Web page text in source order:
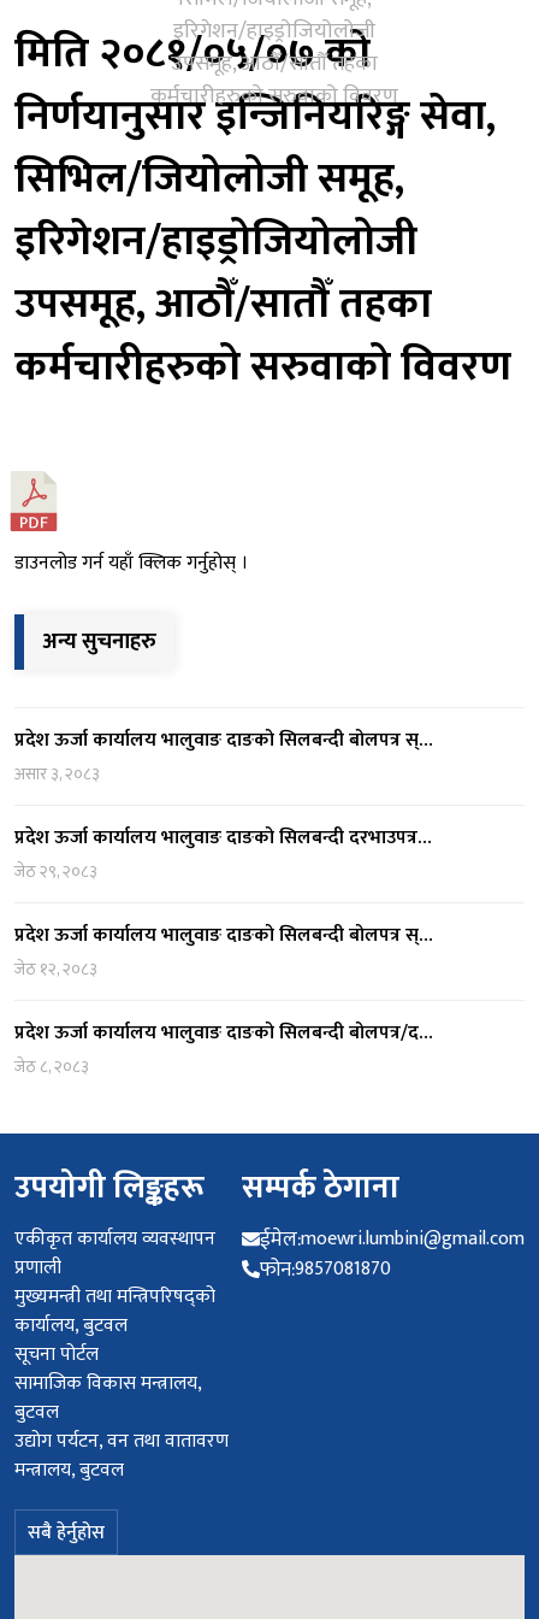
इरिगेशन/हाइड्रोजियोलोजी
उपसमूह, आठौँ/सातौँ तहका
कर्मचारीहरुको सरुवाको विवरण
मिति २०८१/०५/०७ को
निर्णयानुसार इन्जिनियरिङ्ग सेवा,
सिभिल/जियोलोजी समूह,
इरिगेशन/हाइड्रोजियोलोजी
उपसमूह, आठौँ/सातौँ तहका
कर्मचारीहरुको सरुवाको विवरण
डाउनलोड गर्न यहाँ क्लिक गर्नुहोस् ।
अन्य सुचनाहरु
प्रदेश ऊर्जा कार्यालय भालुवाङ दाङको सिलबन्दी बोलपत्र स्…
असार ३, २०८३
प्रदेश ऊर्जा कार्यालय भालुवाङ दाङको सिलबन्दी दरभाउपत्र…
जेठ २९, २०८३
प्रदेश ऊर्जा कार्यालय भालुवाङ दाङको सिलबन्दी बोलपत्र स्…
जेठ १२, २०८३
प्रदेश ऊर्जा कार्यालय भालुवाङ दाङको सिलबन्दी बोलपत्र/द…
जेठ ८, २०८३
उपयोगी लिङ्कहरू
एकीकृत कार्यालय व्यवस्थापन
प्रणाली
मुख्यमन्त्री तथा मन्त्रिपरिषद्को
कार्यालय, बुटवल
सूचना पोर्टल
सामाजिक विकास मन्त्रालय,
बुटवल
उद्योग पर्यटन, वन तथा वातावरण
मन्त्रालय, बुटवल
सबै हेर्नुहोस
सम्पर्क ठेगाना
ईमेल:moewri.lumbini@gmail.com
फोन:9857081870